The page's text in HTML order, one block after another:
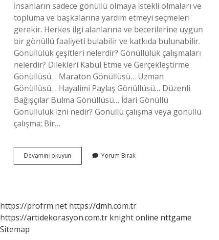
İnsanların sadece gönüllü olmaya istekli olmaları ve
topluma ve başkalarına yardım etmeyi seçmeleri
gerekir. Herkes ilgi alanlarına ve becerilerine uygun
bir gönüllü faaliyeti bulabilir ve katkıda bulunabilir.
Gönüllülük çeşitleri nelerdir? Gönüllülük çalışmaları
nelerdir? Dilekleri Kabul Etme ve Gerçekleştirme
Gönüllüsü… Maraton Gönüllüsü… Uzman
Gönüllüsü… Hayalimi Paylaş Gönüllüsü… Düzenli
Bağışçılar Bulma Gönüllüsü… İdari Gönüllü
Gönüllülük izni nedir? Gönüllü çalışma veya gönüllü
çalışma; Bir…
Devamını okuyun Gönüllülük
Şartları
Yorum Bırak
https://profrm.net https://dmh.com.tr
https://artidekorasyon.com.tr knight online nttgame
Sitemap